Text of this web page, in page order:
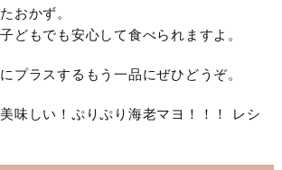
おかず。
どもでも安心して食べられますよ。
プラスするもう一品にぜひどうぞ。
味しい！ぷりぷり海老マヨ！！！ レシ